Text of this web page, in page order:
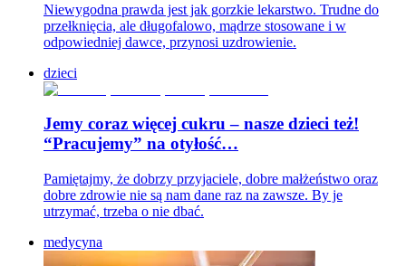
Niewygodna prawda jest jak gorzkie lekarstwo. Trudne do
przełknięcia, ale długofalowo, mądrze stosowane i w
odpowiedniej dawce, przynosi uzdrowienie.
dzieci
Jemy coraz więcej cukru – nasze dzieci też!
“Pracujemy” na otyłość…
Pamiętajmy, że dobrzy przyjaciele, dobre małżeństwo oraz
dobre zdrowie nie są nam dane raz na zawsze. By je
utrzymać, trzeba o nie dbać.
medycyna